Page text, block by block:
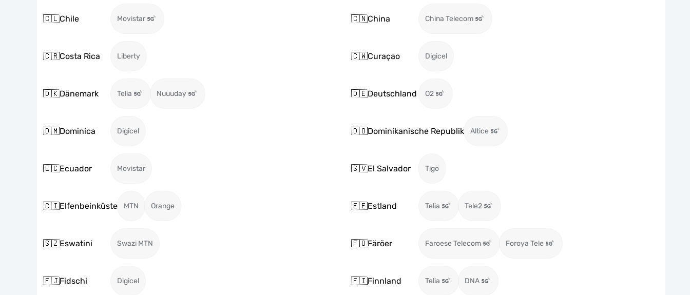
🇨🇱Chile Movistar 🇨🇳China China Telecom
🇨🇷Costa Rica Liberty 🇨🇼Curaçao Digicel
🇩🇰Dänemark Telia Nuuuday 🇩🇪Deutschland O2
🇩🇲Dominica Digicel 🇩🇴Dominikanische Republik Altice
🇪🇨Ecuador Movistar 🇸🇻El Salvador Tigo
🇨🇮Elfenbeinküste MTN Orange 🇪🇪Estland Telia Tele2
🇸🇿Eswatini Swazi MTN 🇫🇴Färöer Faroese Telecom Foroya Tele
🇫🇯Fidschi Digicel 🇫🇮Finnland Telia DNA